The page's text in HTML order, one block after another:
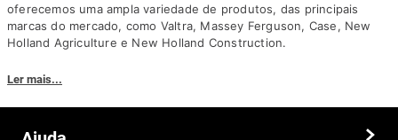
oferecemos uma ampla variedade de produtos, das principais
marcas do mercado, como Valtra, Massey Ferguson, Case, New
Holland Agriculture e New Holland Construction.
competitivos. Nós também oferecemos um atendimento
personalizado, com equipe de profissionais altamente capacitados
Ler mais...